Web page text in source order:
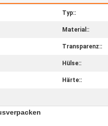
Typ::
Material::
Transparenz::
Hülse::
Härte::